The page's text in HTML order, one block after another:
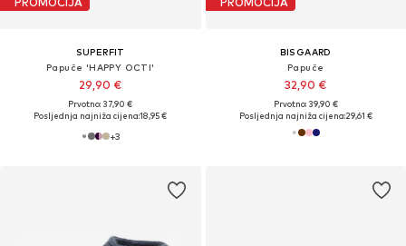
SUPERFIT
Papuče 'HAPPY OCTI'
29,90 €
Prvotno: 37,90 €
Posljednja najniža cijena:18,95 €
+3
BISGAARD
Papuče
32,90 €
Prvotno: 39,90 €
Posljednja najniža cijena:29,61 €